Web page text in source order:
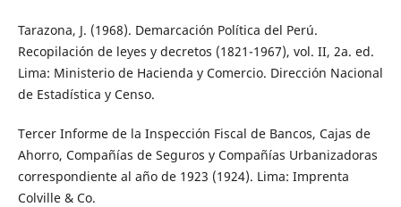
Tarazona, J. (1968). Demarcación Política del Perú.
Recopilación de leyes y decretos (1821-1967), vol. II, 2a. ed.
Lima: Ministerio de Hacienda y Comercio. Dirección Nacional
de Estadística y Censo.
Tercer Informe de la Inspección Fiscal de Bancos, Cajas de
Ahorro, Compañías de Seguros y Compañías Urbanizadoras
correspondiente al año de 1923 (1924). Lima: Imprenta
Colville & Co.